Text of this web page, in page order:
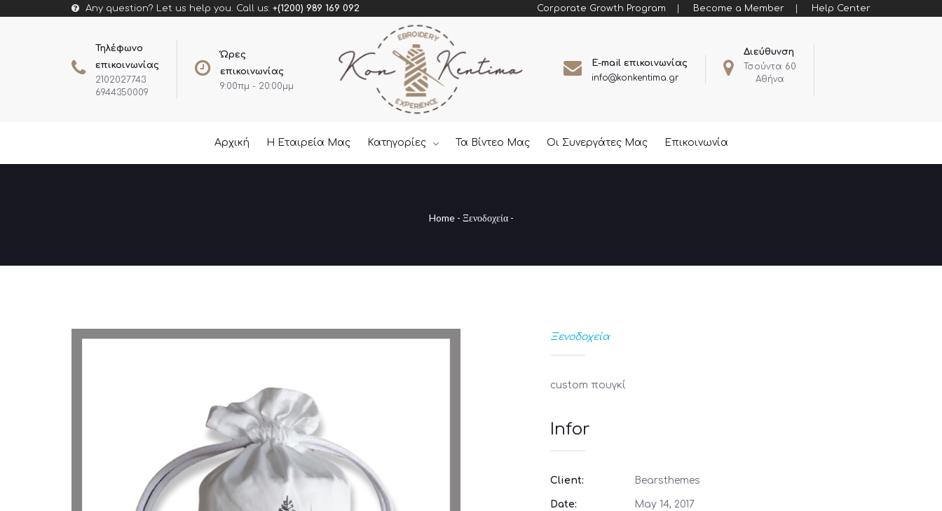
Any question? Let us help you. Call us: +(1200) 989 169 092 Corporate Growth Program Become a Member Help Center
Τηλέφωνο
επικοινωνίας
2102027743
6944350009
Ώρες
επικοινωνίας
9:00πμ - 20:00μμ
E-mail επικοινωνίας
info@konkentima.gr
Διεύθυνση
Τσούντα 60
Αθήνα
Αρχική Η Εταιρεία Μας Κατηγορίες Τα Βίντεο Μας Οι Συνεργάτες Μας Επικοινωνία
Home- Ξενοδοχεία-
Ξενοδοχεία
custom πουγκί
Infor
Client: Bearsthemes
Date: May 14, 2017